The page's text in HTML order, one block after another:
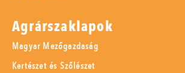
Agrárszaklapok
Magyar Mezőgazdaság
Kertészet és Szőlészet